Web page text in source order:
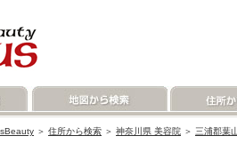
＞ 住所から検索 ＞ 神奈川県 美容院 ＞ 三浦郡葉